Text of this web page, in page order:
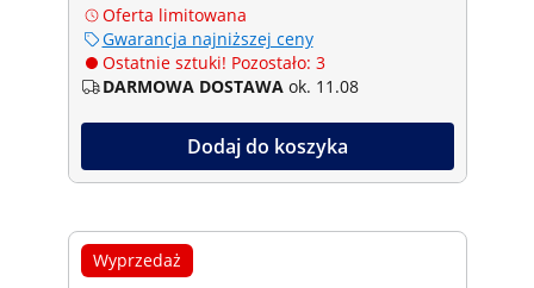
Oferta limitowana
Gwarancja najniższej ceny
Ostatnie sztuki! Pozostało: 3
DARMOWA DOSTAWA ok. 11.08
Dodaj do koszyka
Wyprzedaż